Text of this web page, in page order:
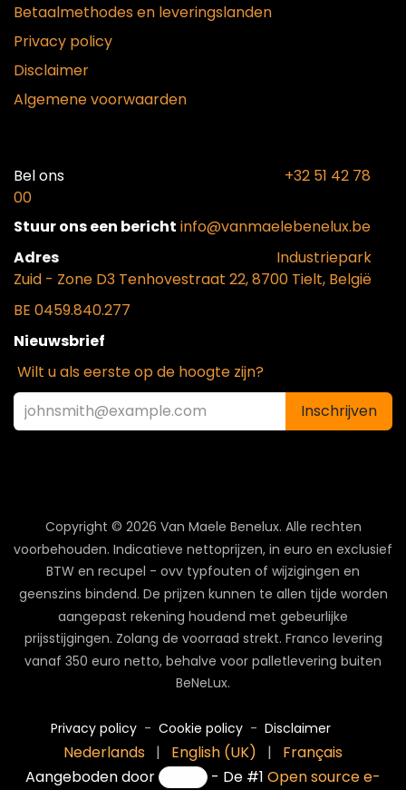
Betaalmethodes en leveringslanden
Privacy policy
Disclaimer
Algemene voorwaarden
Bel ons​
+32 51 42 78
00
Stuur ons een bericht info@vanmaelebenelux.be
Adr​es
​Industriepark
Zuid - Zone D3 Tenhovestraat 22, 8700 Tielt, België
BE 0459.840.277
Nieuwsbrief
Wilt u als eerste op de hoogte zijn?
Inschrijven
Copyright © 2026 Van Maele Benelux. Alle rechten
voorbehouden. Indicatieve nettoprijzen, in euro en exclusief
BTW en recupel - ovv typfouten of wijzigingen en
geenszins bindend. De prijzen kunnen te allen tijde worden
aangepast rekening houdend met gebeurlijke
prijsstijgingen. Zolang de voorraad strekt. Franco levering
vanaf 350 euro netto, behalve voor palletlevering buiten
BeNeLux.
Privacy policy- Cookie policy- Disclaimer
Nederlands | English (UK) |
Français
Aangeboden door
- De #1Open source e-